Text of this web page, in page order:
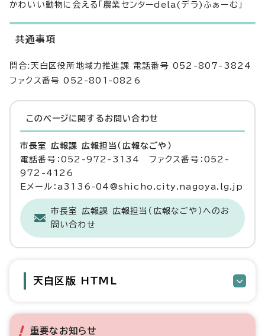
かわいい動物に会える「農業センターdela(デラ)ふぁーむ」
共通事項
問合:天白区役所地域力推進課 電話番号 052-807-3824
ファクス番号 052-801-0826
このページに関する お問い合わせ
市長室 広報課 広報担当（広報なごや）
電話番号：052-972-3134 ファクス番号：052-
972-4126
Eメール：a3136-04@shicho.city.nagoya.lg.jp
市長室 広報課 広報担当（広報なごや）へのお
問い合わせ
天白区版 HTML
重要なお知らせ